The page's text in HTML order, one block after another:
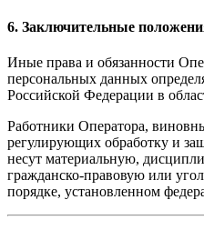
6. Заключительные
Иные права и обязанности
персональных данных
Российской Федерации в
Работники Оператора,
регулирующих обработку и
несут материальную,
гражданско-правовую или
порядке, установленном